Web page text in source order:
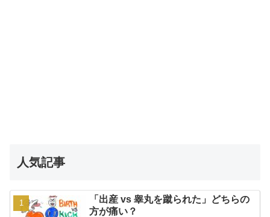
人気記事
「出産 vs 睾丸を蹴られた」どちらの
方が痛い？